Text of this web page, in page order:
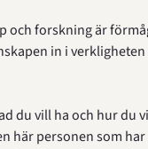
och forskning är
in i
du vill ha och hur du
här personen som har